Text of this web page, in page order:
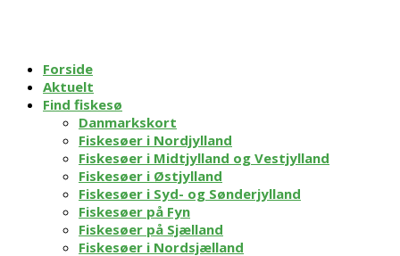
Forside
Aktuelt
Find fiskesø
Danmarkskort
Fiskesøer i Nordjylland
Fiskesøer i Midtjylland og Vestjylland
Fiskesøer i Østjylland
Fiskesøer i Syd- og Sønderjylland
Fiskesøer på Fyn
Fiskesøer på Sjælland
Fiskesøer i Nordsjælland